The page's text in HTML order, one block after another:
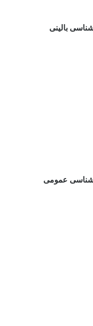
بالینی
عمومی